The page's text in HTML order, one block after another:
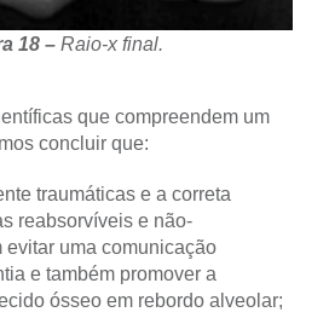
18 –Raio-x final.
que compreendem um
concluir que:
traumáticas e a correta
reabsorvíveis e não-
evitar uma comunicação
e também promover a
ósseo em rebordo alveolar;